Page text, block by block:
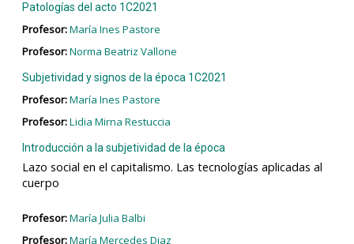
Patologías del acto 1C2021
Profesor:María Ines Pastore
Profesor:Norma Beatriz Vallone
Subjetividad y signos de la época 1C2021
Profesor:María Ines Pastore
Profesor:Lidia Mirna Restuccia
Introducción a la subjetividad de la época
Lazo social en el capitalismo. Las tecnologías aplicadas al
cuerpo
Profesor:María Julia Balbi
Profesor:María Mercedes Diaz